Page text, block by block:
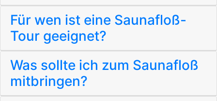
Für wen ist eine Saunafloß-
Tour geeignet?
Was sollte ich zum Saunafloß
mitbringen?